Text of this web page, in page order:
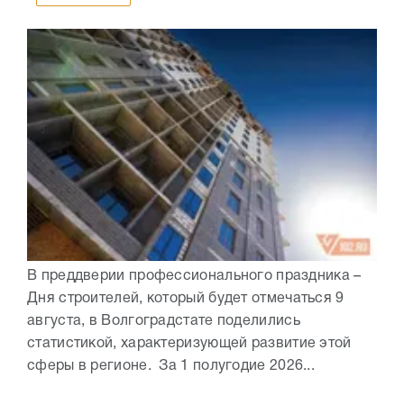
В преддверии профессионального праздника –
Дня строителей, который будет отмечаться 9
августа, в Волгоградстате поделились
статистикой, характеризующей развитие этой
сферы в регионе. За 1 полугодие 2026...